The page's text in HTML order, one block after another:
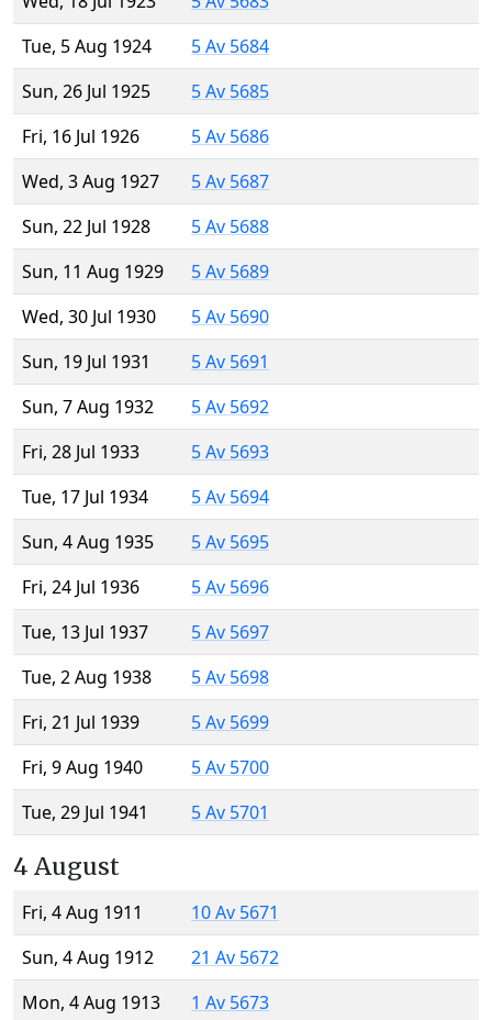
Tue, 5 Aug 1924
5 Av 5684
Sun, 26 Jul 1925
5 Av 5685
Fri, 16 Jul 1926
5 Av 5686
Wed, 3 Aug 1927
5 Av 5687
Sun, 22 Jul 1928
5 Av 5688
Sun, 11 Aug 1929
5 Av 5689
Wed, 30 Jul 1930
5 Av 5690
Sun, 19 Jul 1931
5 Av 5691
Sun, 7 Aug 1932
5 Av 5692
Fri, 28 Jul 1933
5 Av 5693
Tue, 17 Jul 1934
5 Av 5694
Sun, 4 Aug 1935
5 Av 5695
Fri, 24 Jul 1936
5 Av 5696
Tue, 13 Jul 1937
5 Av 5697
Tue, 2 Aug 1938
5 Av 5698
Fri, 21 Jul 1939
5 Av 5699
Fri, 9 Aug 1940
5 Av 5700
Tue, 29 Jul 1941
5 Av 5701
4 August
Fri, 4 Aug 1911
10 Av 5671
Sun, 4 Aug 1912
21 Av 5672
Mon, 4 Aug 1913
1 Av 5673